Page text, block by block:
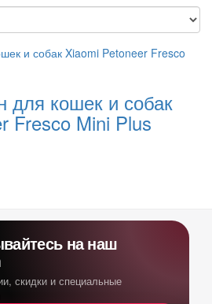
для кошек и собак
Fresco Mini Plus
на наш
скидки и специальные